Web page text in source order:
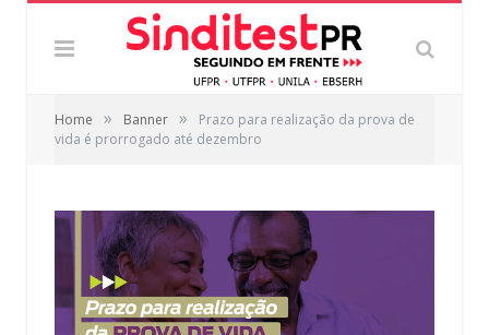
Home » Banner »
Prazo para realização da prova de
vida é prorrogado até dezembro